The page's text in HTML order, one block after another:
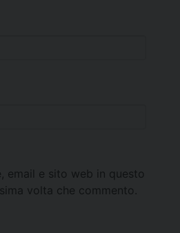
email e sito web in questo
volta che commento.